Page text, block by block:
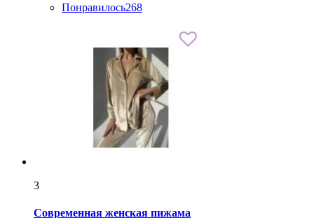
Понравилось268
3
Современная женская пижама